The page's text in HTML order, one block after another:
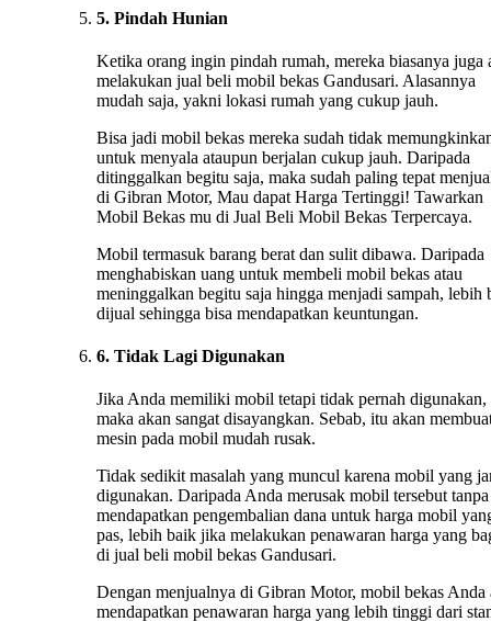
5. Pindah Hunian
Ketika orang ingin pindah rumah, mereka biasanya juga
melakukan jual beli mobil bekas Gandusari. Alasannya
mudah saja, yakni lokasi rumah yang cukup jauh.
Bisa jadi mobil bekas mereka sudah tidak
untuk menyala ataupun berjalan cukup jauh. Daripada
ditinggalkan begitu saja, maka sudah paling tepat
di Gibran Motor, Mau dapat Harga Tertinggi! Tawarkan
Mobil Bekas mu di Jual Beli Mobil Bekas Terpercaya.
Mobil termasuk barang berat dan sulit dibawa. Daripada
menghabiskan uang untuk membeli mobil bekas atau
meninggalkan begitu saja hingga menjadi sampah, lebih
dijual sehingga bisa mendapatkan keuntungan.
6. Tidak Lagi Digunakan
Jika Anda memiliki mobil tetapi tidak pernah digunakan,
maka akan sangat disayangkan. Sebab, itu akan
mesin pada mobil mudah rusak.
Tidak sedikit masalah yang muncul karena mobil yang
digunakan. Daripada Anda merusak mobil tersebut tanpa
mendapatkan pengembalian dana untuk harga mobil
pas, lebih baik jika melakukan penawaran harga yang
di jual beli mobil bekas Gandusari.
Dengan menjualnya di Gibran Motor, mobil bekas Anda
mendapatkan penawaran harga yang lebih tinggi dari